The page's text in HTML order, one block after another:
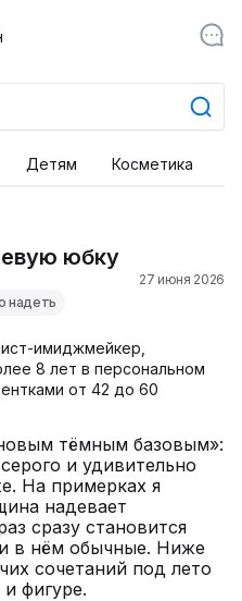
Детям Косметика
юбку
надеть
27 июня 2026
имиджмейкер,
8 лет в персональном
от 42 до 60
тёмным базовым»:
и удивительно
На примерках я
надевает
сразу становится
в нём обычные. Ниже
сочетаний под лето
фигуре.